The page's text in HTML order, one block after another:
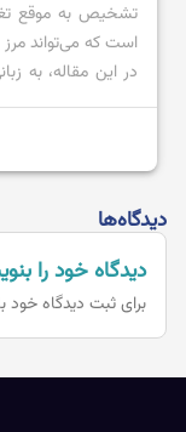
تشخیص به ‌موقع
است که می‌تواند
در این مقاله، به
دقیق این موضوع
دیدگاه‌ها
دیدگاه خود را
برای ثبت دیدگاه خود